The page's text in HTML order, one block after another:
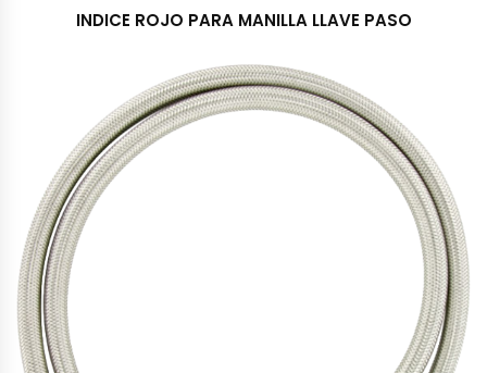
INDICE ROJO PARA MANILLA LLAVE PASO